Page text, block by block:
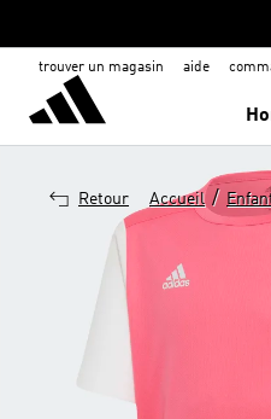
trouver un magasin aide
Retour Accueil /